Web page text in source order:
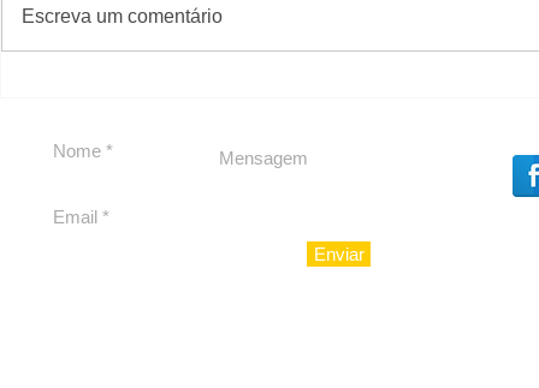
Escreva um comentário
Enviar